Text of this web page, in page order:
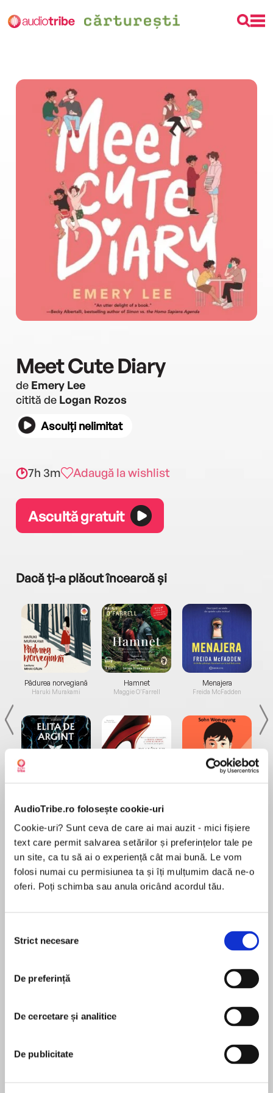
AudioTribe.ro folosește cookie-uri
Cookie-uri? Sunt ceva de care ai mai auzit - mici fișiere
text care permit salvarea setărilor și preferințelor tale pe
un site, ca tu să ai o experiență cât mai bună. Le vom
folosi numai cu permisiunea ta și îți mulțumim dacă ne-o
oferi. Poți schimba sau anula oricând acordul tău.
consimțământului
Strict necesare
De preferință
De cercetare și analitice
De publicitate
Meet Cute Diary
de Emery Lee
citită de Logan Rozos
Asculți nelimitat
7h 3m Adaugă la wishlist
Ascultă gratuit
Dacă ți-a plăcut încearcă și
Pădurea norvegiană
Haruki Murakami
de...
Dani Francis
Hamnet
Maggie O'Farrell
la...
Lauren Weisberger
Menajera
Freida McFadden
Desprecarte
Felix Ever After meets Becky Albertalli in this
ideas about perfect relationships.
romance. He has to be for his popular blog, the
ever afters. There’s just one problem—all the
stories are fake. What started as the fantasies
of a trans boy afraid to step out of the closet
has grown into a beacon of hope for trans
În acest moment nu există recenzii
Emery Lee
Emery Lee is a kidlit author, artist, and You-Tuber
hailing from a mixed-racial background. After